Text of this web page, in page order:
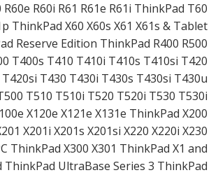
R60i R61 R61e R61i ThinkPad T60
ThinkPad X60 X60s X61 X61s & Tablet
Reserve Edition ThinkPad R400 R500
T400s T410 T410i T410s T410si T420
T430 T430i T430s T430si T430u
T510 T510i T520 T520i T530 T530i
X120e X121e X131e ThinkPad X200
X201i X201s X201si X220 X220i X230
ThinkPad X300 X301 ThinkPad X1 and
ThinkPad UltraBase Series 3 ThinkPad